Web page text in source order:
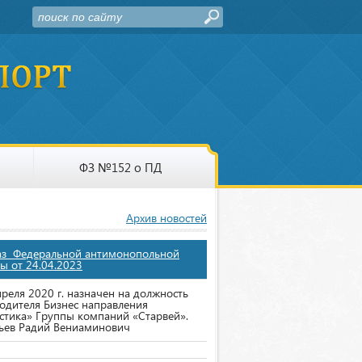
ФЗ №152 о ПД
Архив новостей
Федеральной антимонопольной
от 24.04.2023
2020 г. назначен на должность
Бизнес направления
Группы компаний «Старвей».
Радий Вениаминович